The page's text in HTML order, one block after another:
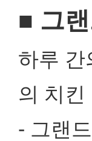
■ 그
하루 간
의 치킨
- 그랜